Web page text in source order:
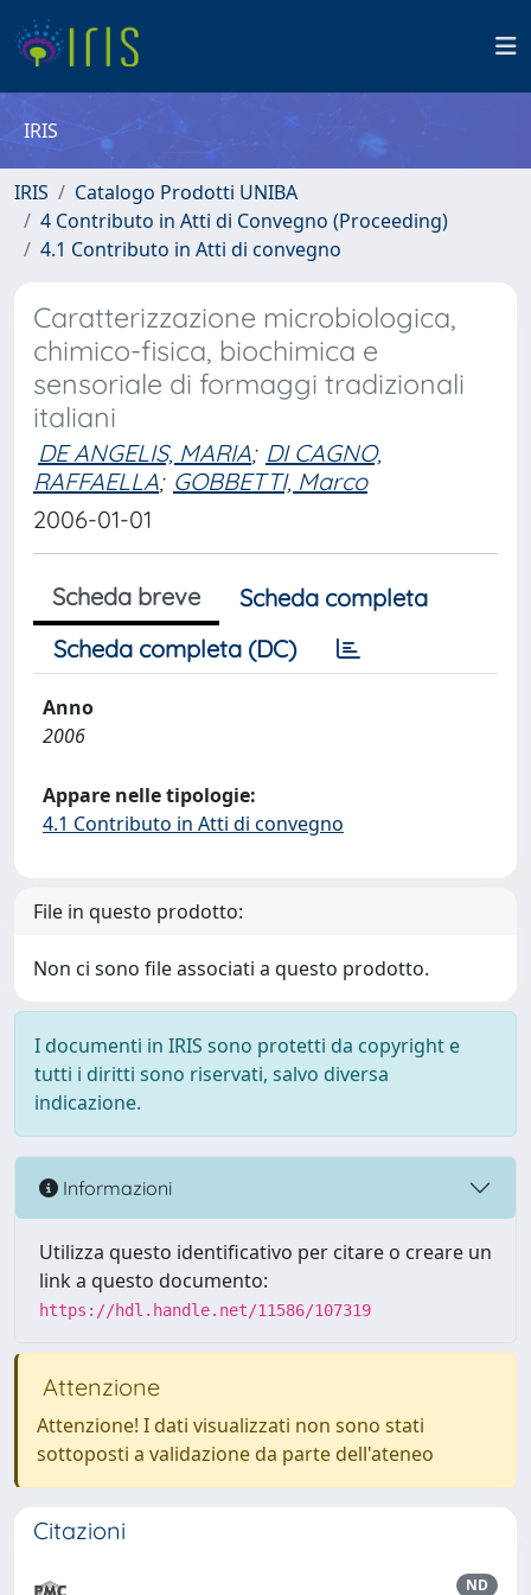
IRIS
IRIS
Catalogo Prodotti UNIBA
4 Contributo in Atti di Convegno (Proceeding)
4.1 Contributo in Atti di convegno
Caratterizzazione microbiologica,
chimico-fisica, biochimica e
sensoriale di formaggi tradizionali
italiani
DE ANGELIS, MARIA; DI CAGNO,
RAFFAELLA; GOBBETTI, Marco
2006-01-01
Scheda breve
Scheda completa
Scheda completa (DC)
Anno
2006
Appare nelle tipologie:
4.1 Contributo in Atti di convegno
File in questo prodotto:
Non ci sono file associati a questo prodotto.
I documenti in IRIS sono protetti da copyright e
tutti i diritti sono riservati, salvo diversa
indicazione.
Informazioni
Utilizza questo identificativo per citare o creare un
link a questo documento:
https://hdl.handle.net/11586/107319
Attenzione
Attenzione! I dati visualizzati non sono stati
sottoposti a validazione da parte dell'ateneo
Citazioni
ND